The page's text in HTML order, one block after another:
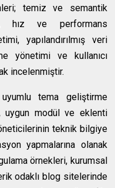
temiz ve semantik
hız ve performans
yapılandırılmış veri
yönetimi ve kullanıcı
incelenmiştir.
uyumlu tema geliştirme
uygun modül ve eklenti
teknik bilgiye
yapmalarına olanak
örnekleri, kurumsal
odaklı blog sitelerinde